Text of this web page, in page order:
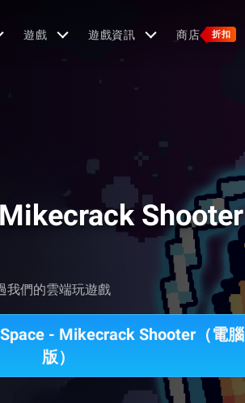
遊戲 遊戲資訊 商店 折扣
Shooter
我們的雲端玩遊戲
- Mikecrack Shooter（電腦
版）